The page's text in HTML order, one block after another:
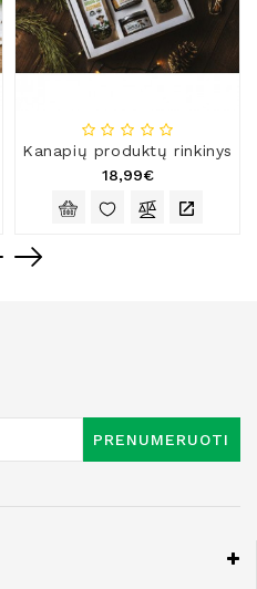
Kanapių produktų rinkinys
18,99€
PRENUMERUOTI